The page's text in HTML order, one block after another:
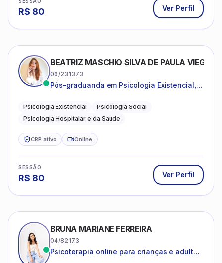
SESSÃO
R$ 80 Ver Perfil
BEATRIZ MASCHIO SILVA DE PAULA VIEGAS
06/231373
Pós-graduanda em Psicologia Existencial,
da Saúde.
Psicologia Existencial
Psicologia Social
Psicologia Hospitalar e da Saúde
CRP ativo Online
SESSÃO
R$ 80 Ver Perfil
BRUNA MARIANE FERREIRA
04/82173
Psicoterapia online para crianças e adultos